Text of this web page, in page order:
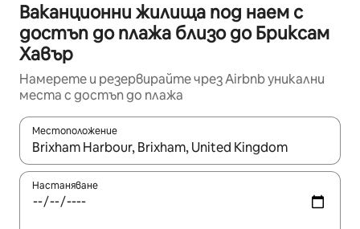
Ваканционни жилища под наем с
достъп до плажа близо до Бриксам
Хавър
Намерете и резервирайте чрез Airbnb уникални
места с достъп до плажа
Местоположение
Когато резултатите се покажат, използвайте
Настаняване